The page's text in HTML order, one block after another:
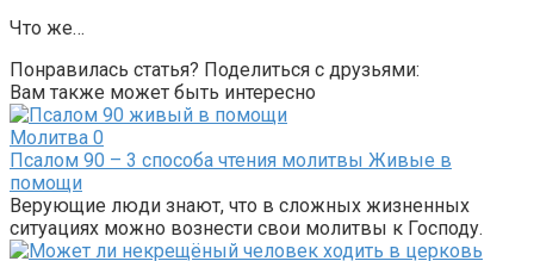
Что же…
Понравилась статья? Поделиться с друзьями:
Вам также может быть интересно
Молитва 0
Псалом 90 – 3 способа чтения молитвы Живые в
помощи
Верующие люди знают, что в сложных жизненных
ситуациях можно вознести свои молитвы к Господу.